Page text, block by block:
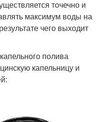
точечно и
максимум воды на
чего выходит
полива
капельницу и